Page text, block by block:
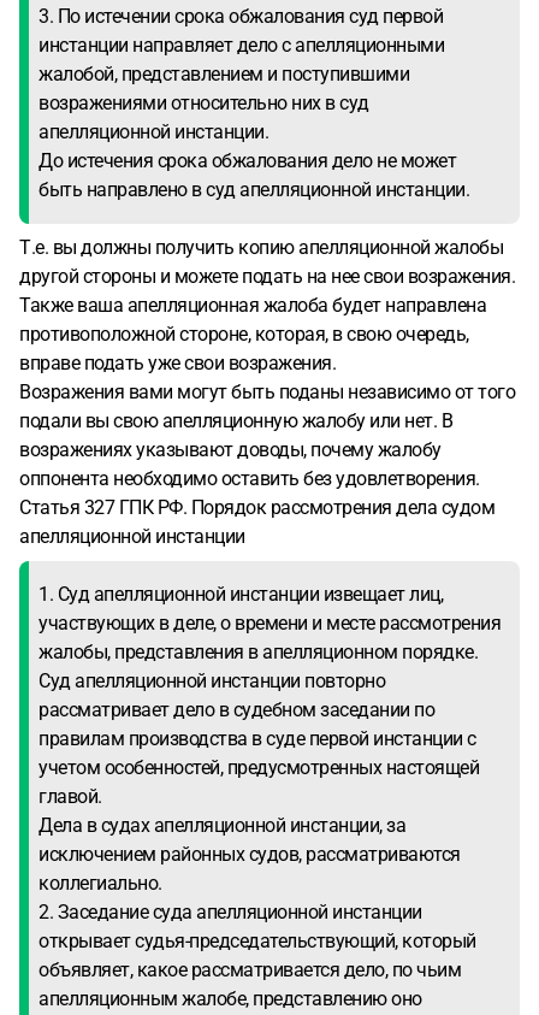
3. По истечении срока обжалования суд первой
инстанции направляет дело с апелляционными
жалобой, представлением и поступившими
возражениями относительно них в суд
апелляционной инстанции.
До истечения срока обжалования дело не может
быть направлено в суд апелляционной инстанции.
Т.е. вы должны получить копию апелляционной жалобы
другой стороны и можете подать на нее свои возражения.
Также ваша апелляционная жалоба будет направлена
противоположной стороне, которая, в свою очередь,
вправе подать уже свои возражения.
Возражения вами могут быть поданы независимо от того
подали вы свою апелляционную жалобу или нет. В
возражениях указывают доводы, почему жалобу
оппонента необходимо оставить без удовлетворения.
Статья 327 ГПК РФ. Порядок рассмотрения дела судом
апелляционной инстанции
1. Суд апелляционной инстанции извещает лиц,
участвующих в деле, о времени и месте рассмотрения
жалобы, представления в апелляционном порядке.
Суд апелляционной инстанции повторно
рассматривает дело в судебном заседании по
правилам производства в суде первой инстанции с
учетом особенностей, предусмотренных настоящей
главой.
Дела в судах апелляционной инстанции, за
исключением районных судов, рассматриваются
коллегиально.
2. Заседание суда апелляционной инстанции
открывает судья-председательствующий, который
объявляет, какое рассматривается дело, по чьим
апелляционным жалобе, представлению оно